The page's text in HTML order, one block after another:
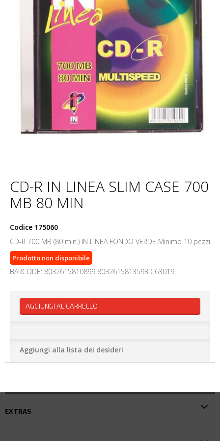
CD-R IN LINEA SLIM CASE 700
MB 80 MIN
Codice 175060
CD-R 700 MB (80 min.) IN LINEA FONDO VERDE Minimo 10 pezzi
Prodotto non disponibile
BARCODE: 8032615810899 8032615813593 C63019
AGGIUNGI AL CARRELLO
Aggiungi alla lista dei desideri
EXTRAS